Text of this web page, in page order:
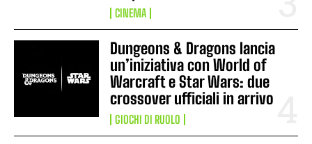
CINEMA
Dungeons & Dragons lancia
un’iniziativa con World of
Warcraft e Star Wars: due
crossover ufficiali in arrivo
GIOCHI DI RUOLO